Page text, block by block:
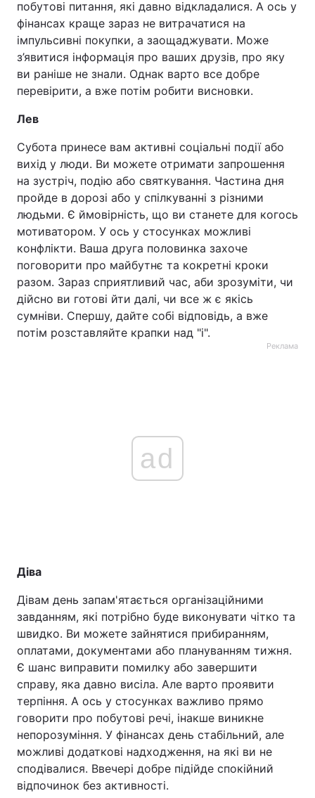
побутові питання, які давно відкладалися. А ось у
фінансах краще зараз не витрачатися на
імпульсивні покупки, а заощаджувати. Може
з’явитися інформація про ваших друзів, про яку
ви раніше не знали. Однак варто все добре
перевірити, а вже потім робити висновки.
Лев
Субота принесе вам активні соціальні події або
вихід у люди. Ви можете отримати запрошення
на зустріч, подію або святкування. Частина дня
пройде в дорозі або у спілкуванні з різними
людьми. Є ймовірність, що ви станете для когось
мотиватором. У ось у стосунках можливі
конфлікти. Ваша друга половинка захоче
поговорити про майбутнє та кокретні кроки
разом. Зараз сприятливий час, аби зрозуміти, чи
дійсно ви готові йти далі, чи все ж є якісь
сумніви. Спершу, дайте собі відповідь, а вже
потім розставляйте крапки над "і".
Реклама
ad
Діва
Дівам день запам'ятається організаційними
завданням, які потрібно буде виконувати чітко та
швидко. Ви можете зайнятися прибиранням,
оплатами, документами або плануванням тижня.
Є шанс виправити помилку або завершити
справу, яка давно висіла. Але варто проявити
терпіння. А ось у стосунках важливо прямо
говорити про побутові речі, інакше виникне
непорозуміння. У фінансах день стабільний, але
можливі додаткові надходження, на які ви не
сподівалися. Ввечері добре підійде спокійний
відпочинок без активності.